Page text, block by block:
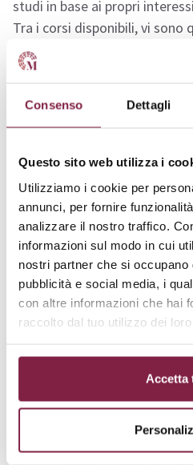
Consenso Dettagli
Questo sito web utilizza i
Utilizziamo i cookie per
annunci, per fornire
analizzare il nostro traffico.
informazioni sul modo in cui
nostri partner che si occupano
pubblicità e social media, i
con altre informazioni che hai
raccolto dal tuo utilizzo dei loro
Accetta
studi in base ai propri
Tra i corsi disponibili, vi sono
dell’innovazione,
avanzata. Questo approccio
e di acquisire competenze
Il piano di studi prevede
tirocinio, che offrono agli
applicare le conoscenze
tirocini, svolti presso aziende
dell’università, sono
competenze operative e per
mondo del lavoro.
Scarica il PDF completoper
percorso di studi ed entrare
singolo esame proposto dal
Sbocchi